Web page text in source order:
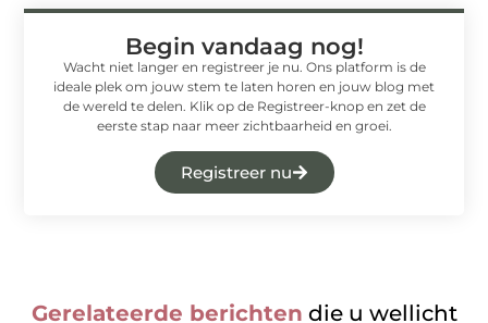
Begin vandaag nog!
Wacht niet langer en registreer je nu. Ons platform is de
ideale plek om jouw stem te laten horen en jouw blog met
de wereld te delen. Klik op de Registreer-knop en zet de
eerste stap naar meer zichtbaarheid en groei.
Registreer nu
Gerelateerde berichten die u wellicht